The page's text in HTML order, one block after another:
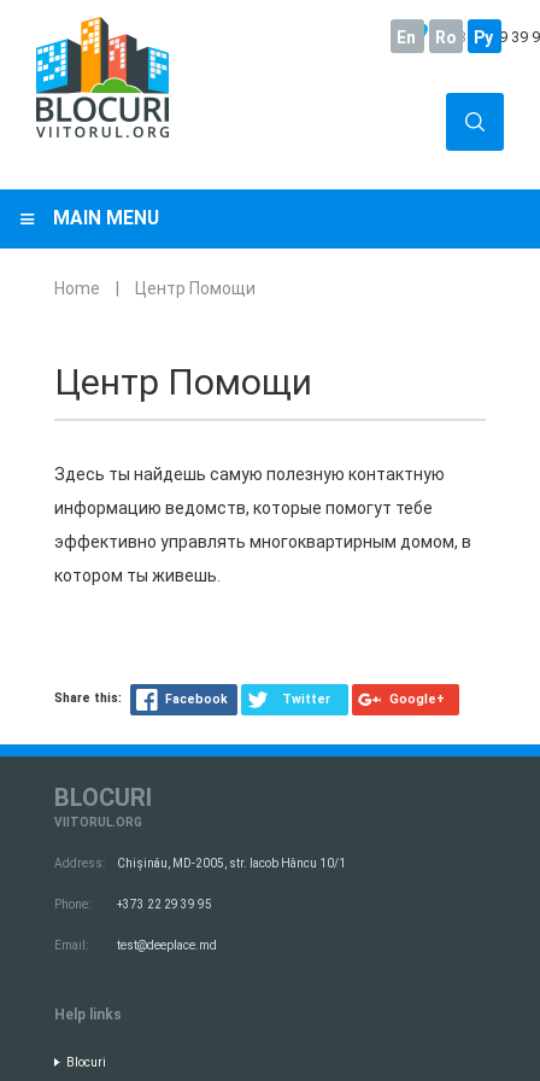
+373 22 29 39
En Ro Ру
MAIN MENU
You are here
Home | Центр Помощи
Центр Помощи
Здесь ты найдешь самую полезную контактную
информацию ведомств, которые помогут тебе
эффективно управлять многоквартирным домом, в
котором ты живешь.
Share this: Facebook Twitter Google+
BLOCURI
VIITORUL.ORG
Address: Chișinău, MD-2005, str. Iacob Hâncu 10/1
Phone: +373 22 29 39 95
Email: test@deeplace.md
Help links
Blocuri